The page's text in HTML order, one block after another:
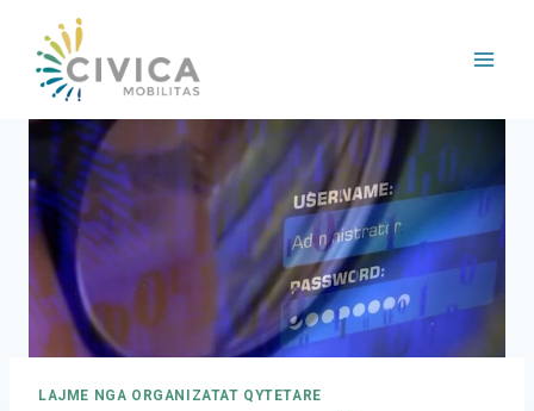
content
LAJME NGA ORGANIZATAT QYTETARE